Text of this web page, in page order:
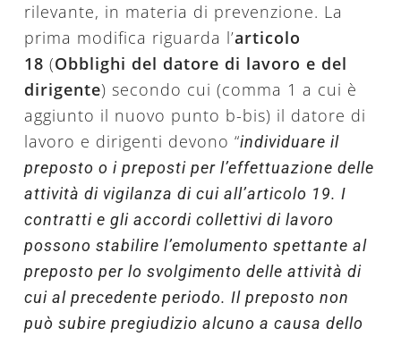
rilevante, in materia di prevenzione. La
prima modifica riguarda l’articolo
18 (Obblighi del datore di lavoro e del
dirigente) secondo cui (comma 1 a cui è
aggiunto il nuovo punto b-bis) il datore di
lavoro e dirigenti devono “individuare il
preposto o i prepostiper l’effettuazione delle
attività di vigilanza di cui all’articolo 19. I
contratti e gli accordi collettivi di lavoro
possono stabilire l’emolumento spettante al
preposto per lo svolgimento delle attività di
cui al precedente periodo. Il preposto non
può subire pregiudizio alcuno a causa dello